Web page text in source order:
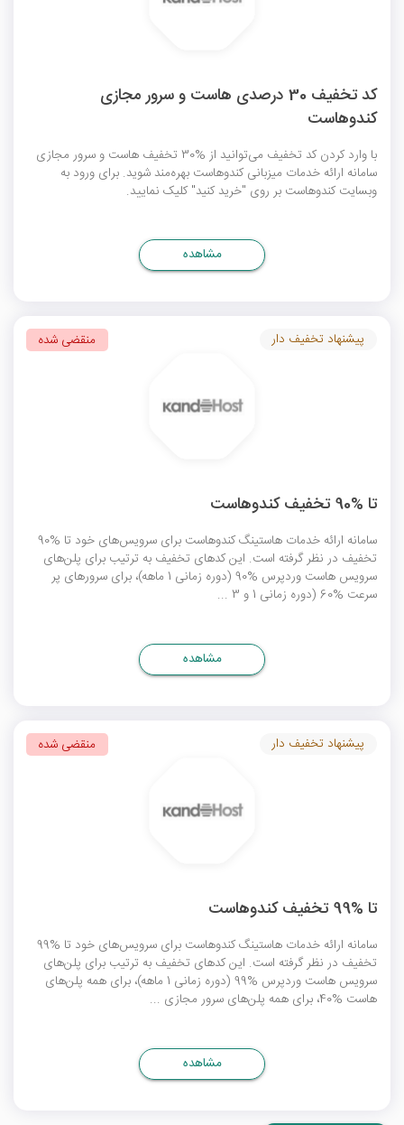
کد تخفیف 30 درصدی هاست و سرور مجازی
کندوهاست
با وارد کردن کد تخفیف می‌توانید از %30 تخفیف هاست و سرور مجازی
سامانه ارائه خدمات میزبانی کندوهاست بهره‌مند شوید. برای ورود به
وبسایت کندوهاست بر روی "خرید کنید" کلیک نمایید.
مشاهده
تا %90 تخفیف کندوهاست
سامانه ارائه خدمات هاستینگ کندوهاست برای سرویس‌های خود تا %90
تخفیف در نظر گرفته است. این کدهای تخفیف به ترتیب برای پلن‌های
سرویس هاست وردپرس %90 (دوره زمانی 1 ماهه)، برای سرورهای پر
سرعت %60 (دوره زمانی 1 و 3 ...
پیشنهاد تخفیف دار منقضی شده
مشاهده
تا %99 تخفیف کندوهاست
سامانه ارائه خدمات هاستینگ کندوهاست برای سرویس‌های خود تا %99
تخفیف در نظر گرفته است. این کدهای تخفیف به ترتیب برای پلن‌های
سرویس هاست وردپرس %99 (دوره زمانی 1 ماهه)، برای همه پلن‌های
هاست %40، برای همه پلن‌های سرور مجازی ...
پیشنهاد تخفیف دار منقضی شده
مشاهده